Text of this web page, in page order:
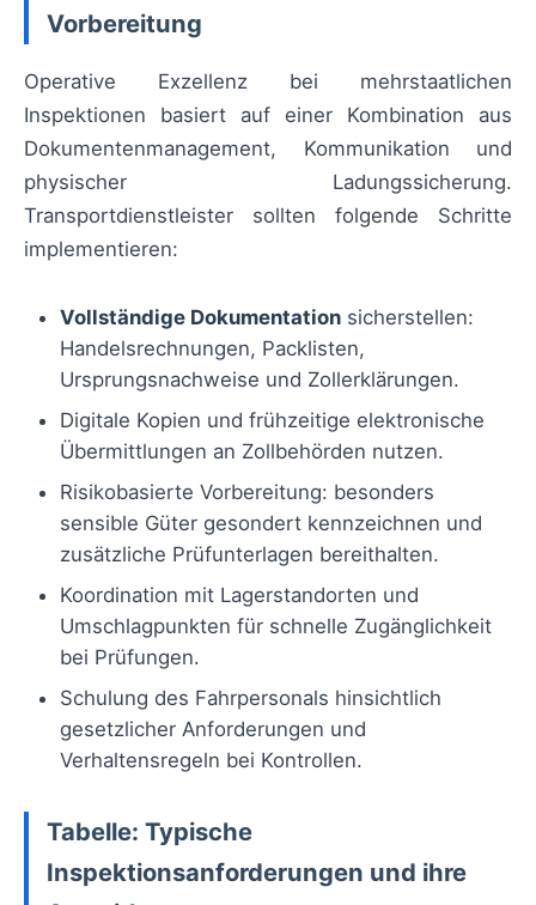
Vorbereitung
Operative Exzellenz bei mehrstaatlichen
Inspektionen basiert auf einer Kombination aus
Dokumentenmanagement, Kommunikation und
physischer Ladungssicherung.
Transportdienstleister sollten folgende Schritte
implementieren:
Vollständige Dokumentation sicherstellen:
Handelsrechnungen, Packlisten,
Ursprungsnachweise und Zollerklärungen.
Digitale Kopien und frühzeitige elektronische
Übermittlungen an Zollbehörden nutzen.
Risikobasierte Vorbereitung: besonders
sensible Güter gesondert kennzeichnen und
zusätzliche Prüfunterlagen bereithalten.
Koordination mit Lagerstandorten und
Umschlagpunkten für schnelle Zugänglichkeit
bei Prüfungen.
Schulung des Fahrpersonals hinsichtlich
gesetzlicher Anforderungen und
Verhaltensregeln bei Kontrollen.
Tabelle: Typische
Inspektionsanforderungen und ihre